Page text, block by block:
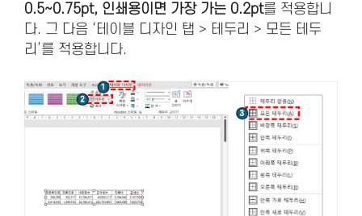
0.5~0.75pt, 인쇄용이면 가장 가는 0.2pt를 적용합니
다. 그 다음 ‘테이블 디자인 탭 > 테두리 > 모든 테두
리’를 적용합니다.